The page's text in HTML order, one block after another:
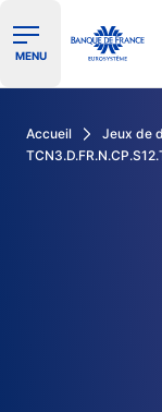
Ouvrir le menu
MENU
Accueil Jeux de